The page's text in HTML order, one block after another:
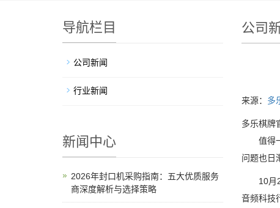
公司
来源： 多
多乐棋牌
值得一
问题也日
10月27
音频科技
导航栏目
公司新闻
行业新闻
新闻中心
2026年封口机采购指南：五大优质服务
商深度解析与选择策略